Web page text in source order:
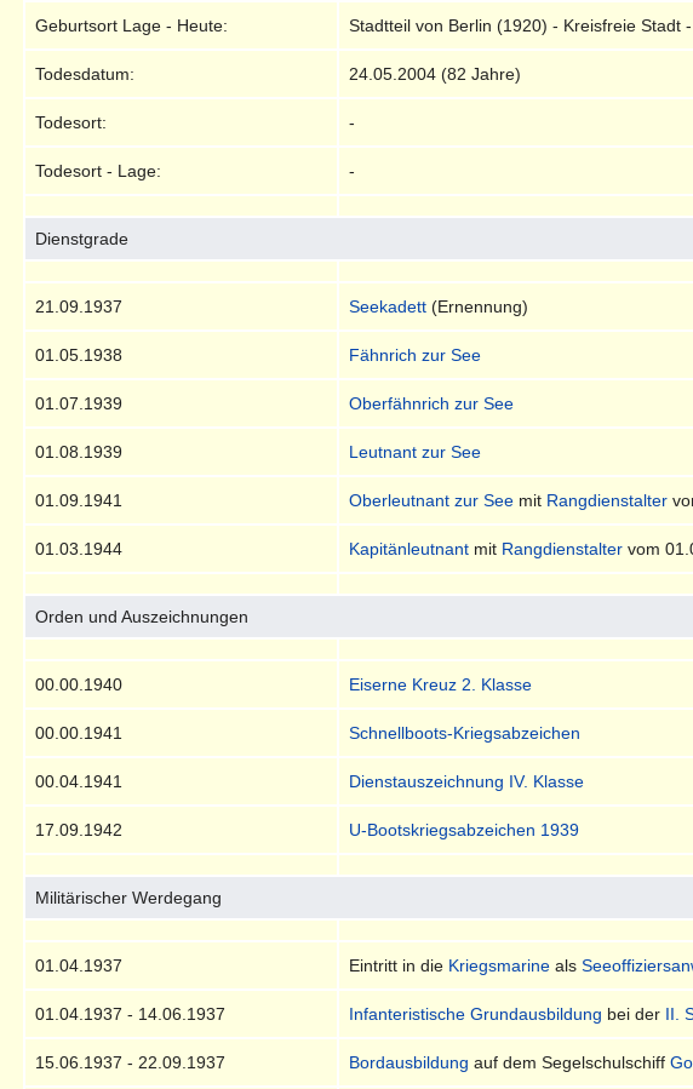
Geburtsort Lage - Heute: Stadtteil von Berlin (1920) - Kreisfreie Stadt
Todesdatum: 24.05.2004 (82 Jahre)
Todesort: -
Todesort - Lage: -
Dienstgrade
21.09.1937 Seekadett (Ernennung)
01.05.1938 Fähnrich zur See
01.07.1939 Oberfähnrich zur See
01.08.1939 Leutnant zur See
01.09.1941 Oberleutnant zur See mit Rangdienstalter
01.03.1944 Kapitänleutnant mit Rangdienstalter vom
Orden und Auszeichnungen
00.00.1940 Eiserne Kreuz 2. Klasse
00.00.1941 Schnellboots-Kriegsabzeichen
00.04.1941 Dienstauszeichnung IV. Klasse
17.09.1942 U-Bootskriegsabzeichen 1939
Militärischer Werdegang
01.04.1937 Eintritt in die Kriegsmarine als
01.04.1937 - 14.06.1937 Infanteristische Grundausbildung bei der II.
15.06.1937 - 22.09.1937 Bordausbildung auf dem Segelschulschiff